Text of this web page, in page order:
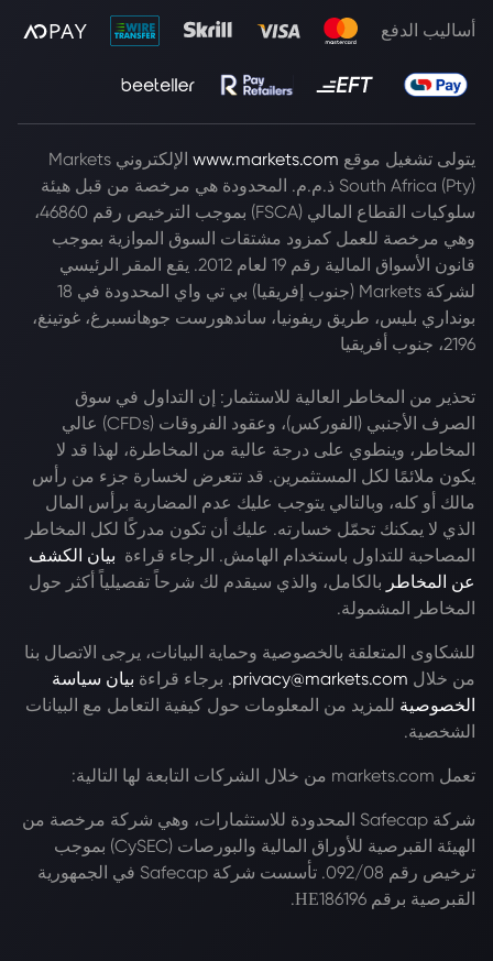
أساليب الدفع
يتولى تشغيل موقع www.markets.com
الإلكتروني Markets
South Africa (Pty) ذ.م.م. المحدودة هي مرخصة من قبل هيئة
سلوكيات القطاع المالي (FSCA) بموجب الترخيص رقم 46860،
وهي مرخصة للعمل كمزود مشتقات السوق الموازية بموجب
قانون الأسواق المالية رقم 19 لعام 2012. يقع المقر الرئيسي
لشركة Markets (جنوب إفريقيا) بي تي واي المحدودة في 18
بونداري بليس، طريق ريفونيا، ساندهورست جوهانسبرغ، غوتينغ،
2196، جنوب أفريقيا
تحذير من المخاطر العالية للاستثمار: إن التداول في سوق
الصرف الأجنبي (الفوركس)، وعقود الفروقات (CFDs) عالي
المخاطر، وينطوي على درجة عالية من المخاطرة، لهذا قد لا
يكون ملائمًا لكل المستثمرين. قد تتعرض لخسارة جزء من رأس
مالك أو كله، وبالتالي يتوجب عليك عدم المضاربة برأس المال
الذي لا يمكنك تحمّل خسارته. عليك أن تكون مدركًا لكل المخاطر
المصاحبة للتداول باستخدام الهامش. الرجاء قراءة بيان الكشف
عن المخاطر بالكامل، والذي سيقدم لك شرحاً تفصيلياً أكثر حول
المخاطر المشمولة.
للشكاوى المتعلقة بالخصوصية وحماية البيانات، يرجى الاتصال بنا
من خلال privacy@markets.com. برجاء قراءة بيان سياسة
الخصوصية للمزيد من المعلومات حول كيفية التعامل مع البيانات
الشخصية.
تعمل markets.com من خلال الشركات التابعة لها التالية:
شركة Safecap المحدودة للاستثمارات، وهي شركة مرخصة من
الهيئة القبرصية للأوراق المالية والبورصات (CySEC) بموجب
ترخيص رقم 092/08. تأسست شركة Safecap في الجمهورية
القبرصية برقم ΗΕ186196.